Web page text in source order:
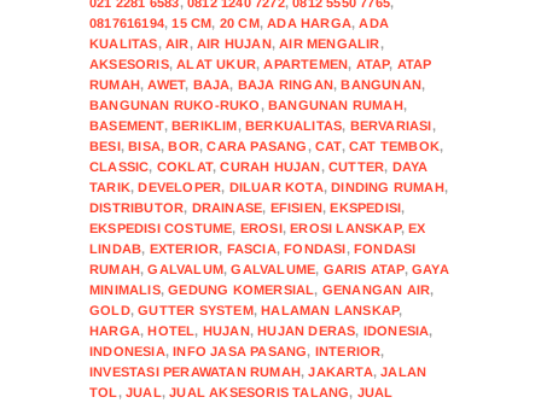
0817616194,15 CM, 20 CM,ADA HARGA,ADA
KUALITAS,AIR,AIR HUJAN,AIR MENGALIR,
AKSESORIS,ALAT UKUR,APARTEMEN, ATAP, ATAP
RUMAH,AWET, BAJA, BAJA RINGAN,BANGUNAN,
BANGUNAN RUKO-RUKO ,BANGUNAN RUMAH,
BASEMENT,BERIKLIM,BERKUALITAS, BERVARIASI,
BESI,BISA,BOR,CARA PASANG ,CAT,CAT TEMBOK,
CLASSIC, COKLAT,CURAH HUJAN,CUTTER, DAYA
TARIK,DEVELOPER, DILUAR KOTA,DINDING RUMAH,
DISTRIBUTOR, DRAINASE, EFISIEN,EKSPEDISI,
EKSPEDISI COSTUME, EROSI,EROSI LANSKAP,EX
LINDAB, EXTERIOR, FASCIA,FONDASI,FONDASI
RUMAH,GALVALUM,GALVALUME, GARIS ATAP,GAYA
MINIMALIS,GEDUNG KOMERSIAL, GENANGAN AIR,
GOLD,GUTTER SYSTEM,HALAMAN LANSKAP,
HARGA,HOTEL, HUJAN,HUJAN DERAS, IDONESIA,
INDONESIA,INFO JASA PASANG, INTERIOR,
INVESTASI PERAWATAN RUMAH,JAKARTA,JALAN
TOL ,JUAL,JUAL AKSESORIS TALANG, JUAL